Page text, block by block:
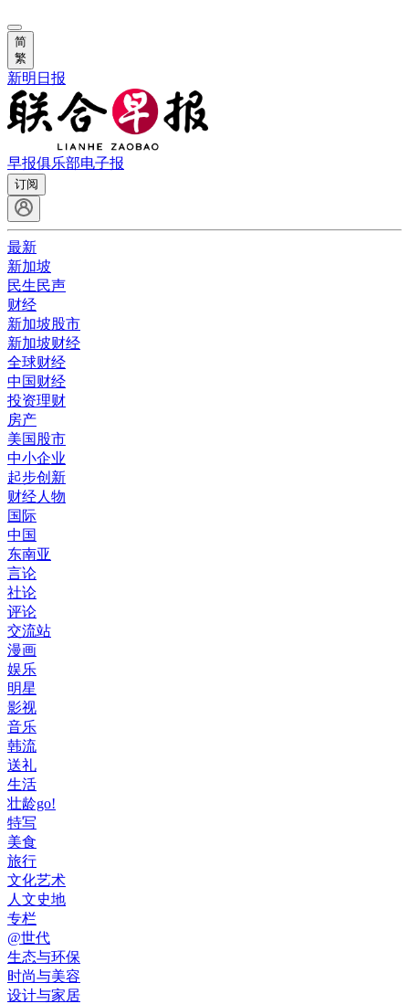
简
繁
新明日报
早报俱乐部电子报
订阅
最新
新加坡
民生民声
财经
新加坡股市
新加坡财经
全球财经
中国财经
投资理财
房产
美国股市
中小企业
起步创新
财经人物
国际
中国
东南亚
言论
社论
评论
交流站
漫画
娱乐
明星
影视
音乐
韩流
送礼
生活
壮龄go!
特写
美食
旅行
文化艺术
人文史地
专栏
@世代
生态与环保
时尚与美容
设计与家居